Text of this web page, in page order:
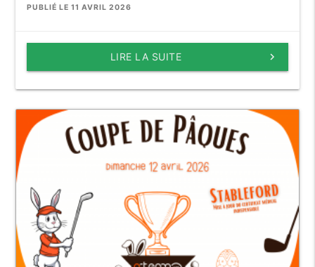
PUBLIÉ LE 11 AVRIL 2026
keyboard_arrow_right
LIRE LA SUITE